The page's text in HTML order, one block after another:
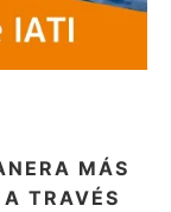
MÁS
TRAVÉS